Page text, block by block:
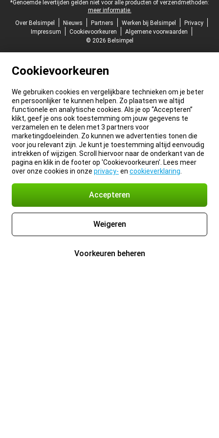
*Genoemde levertijden gelden niet voor alle producten of verzendmethoden:
meer informatie.
Over Belsimpel
Nieuws Partners Werken bij Belsimpel
Privacy
Impressum
Cookievoorkeuren
Algemene voorwaarden
© 2026 Belsimpel
Cookievoorkeuren
We gebruiken cookies en vergelijkbare technieken om je beter
en persoonlijker te kunnen helpen. Zo plaatsen we altijd
functionele en analytische cookies. Als je op “Accepteren”
klikt, geef je ons ook toestemming om jouw gegevens te
verzamelen en te delen met 3 partners voor
marketingdoeleinden. Zo kunnen we advertenties tonen die
voor jou relevant zijn. Je kunt je toestemming altijd eenvoudig
intrekken of wijzigen. Scroll hiervoor naar de onderkant van de
pagina en klik in de footer op 'Cookievoorkeuren'. Lees meer
over onze cookies in onze privacy- en cookieverklaring
Accepteren
Weigeren
Voorkeuren beheren